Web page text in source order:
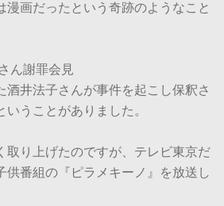
漫画だったという奇跡のようなこと
ん謝罪会見
酒井法子さんが事件を起こし保釈さ
うことがありました。
取り上げたのですが、テレビ東京だ
供番組の『ピラメキーノ』を放送し